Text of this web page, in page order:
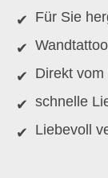
Für Sie
Direkt
schnelle
Liebevoll